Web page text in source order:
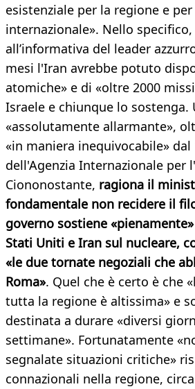
esistenziale per la regione e
internazionale». Nello
all’informativa del leader
mesi l'Iran avrebbe potuto
atomiche» e di «oltre 2000
Israele e chiunque lo sostenga.
«assolutamente allarmante»,
«in maniera inequivocabile»
dell'Agenzia Internazionale per
Ciononostante, ragiona il
fondamentale non recidere il
governo sostiene
Stati Uniti e Iran sul nucleare,
«le due tornate negoziali che
Roma». Quel che è certo è che
tutta la regione è altissima» e
destinata a durare «diversi
settimane». Fortunatamente
segnalate situazioni critiche»
connazionali nella regione,